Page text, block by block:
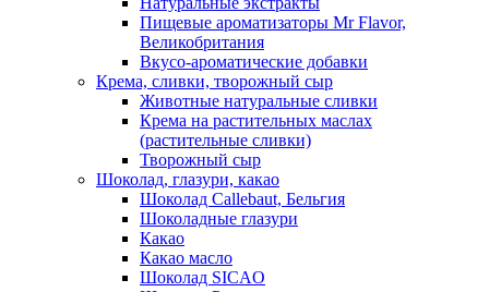
Пищевые ароматизаторы Mr Flavor,
Великобритания
Вкусо-ароматические добавки
Крема, сливки, творожный сыр
Животные натуральные сливки
Крема на растительных маслах
(растительные сливки)
Творожный сыр
Шоколад, глазури, какао
Шоколад Callebaut, Бельгия
Шоколадные глазури
Какао
Какао масло
Шоколад SICAO